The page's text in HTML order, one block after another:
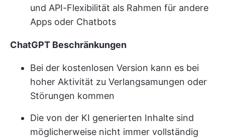
und API-Flexibilität als Rahmen für andere
Apps oder Chatbots
ChatGPT Beschränkungen
Bei der kostenlosen Version kann es bei
hoher Aktivität zu Verlangsamungen oder
Störungen kommen
Die von der KI generierten Inhalte sind
möglicherweise nicht immer vollständig